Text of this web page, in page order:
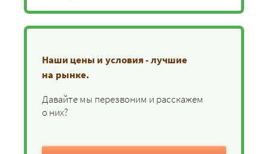
Наши цены и условия - лучшие
на рынке.
Давайте мы перезвоним и расскажем
о них?